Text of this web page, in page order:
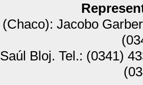
Jacobo
Bloj. Tel.: (0341)